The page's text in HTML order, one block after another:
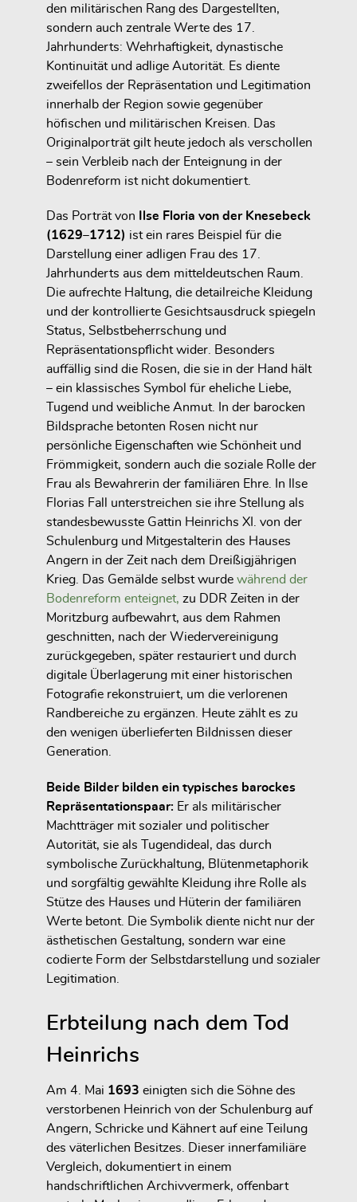
den militärischen Rang des Dargestellten,
sondern auch zentrale Werte des 17.
Jahrhunderts: Wehrhaftigkeit, dynastische
Kontinuität und adlige Autorität. Es diente
zweifellos der Repräsentation und Legitimation
innerhalb der Region sowie gegenüber
höfischen und militärischen Kreisen. Das
Originalporträt gilt heute jedoch als verschollen
– sein Verbleib nach der Enteignung in der
Bodenreform ist nicht dokumentiert.
Das Porträt von Ilse Floria von der Knesebeck
(1629–1712) ist ein rares Beispiel für die
Darstellung einer adligen Frau des 17.
Jahrhunderts aus dem mitteldeutschen Raum.
Die aufrechte Haltung, die detailreiche Kleidung
und der kontrollierte Gesichtsausdruck spiegeln
Status, Selbstbeherrschung und
Repräsentationspflicht wider. Besonders
auffällig sind die Rosen, die sie in der Hand hält
– ein klassisches Symbol für eheliche Liebe,
Tugend und weibliche Anmut. In der barocken
Bildsprache betonten Rosen nicht nur
persönliche Eigenschaften wie Schönheit und
Frömmigkeit, sondern auch die soziale Rolle der
Frau als Bewahrerin der familiären Ehre. In Ilse
Florias Fall unterstreichen sie ihre Stellung als
standesbewusste Gattin Heinrichs XI. von der
Schulenburg und Mitgestalterin des Hauses
Angern in der Zeit nach dem Dreißigjährigen
Krieg. Das Gemälde selbst wurde während der
Bodenreform enteignet, zu DDR Zeiten in der
Moritzburg aufbewahrt, aus dem Rahmen
geschnitten, nach der Wiedervereinigung
zurückgegeben, später restauriert und durch
digitale Überlagerung mit einer historischen
Fotografie rekonstruiert, um die verlorenen
Randbereiche zu ergänzen. Heute zählt es zu
den wenigen überlieferten Bildnissen dieser
Generation.
Beide Bilder bilden ein typisches barockes
Repräsentationspaar: Er als militärischer
Machtträger mit sozialer und politischer
Autorität, sie als Tugendideal, das durch
symbolische Zurückhaltung, Blütenmetaphorik
und sorgfältig gewählte Kleidung ihre Rolle als
Stütze des Hauses und Hüterin der familiären
Werte betont. Die Symbolik diente nicht nur der
ästhetischen Gestaltung, sondern war eine
codierte Form der Selbstdarstellung und sozialer
Legitimation.
Erbteilung nach dem Tod
Heinrichs
Am 4. Mai 1693 einigten sich die Söhne des
verstorbenen Heinrich von der Schulenburg auf
Angern, Schricke und Kähnert auf eine Teilung
des väterlichen Besitzes. Dieser innerfamiliäre
Vergleich, dokumentiert in einem
handschriftlichen Archivvermerk, offenbart